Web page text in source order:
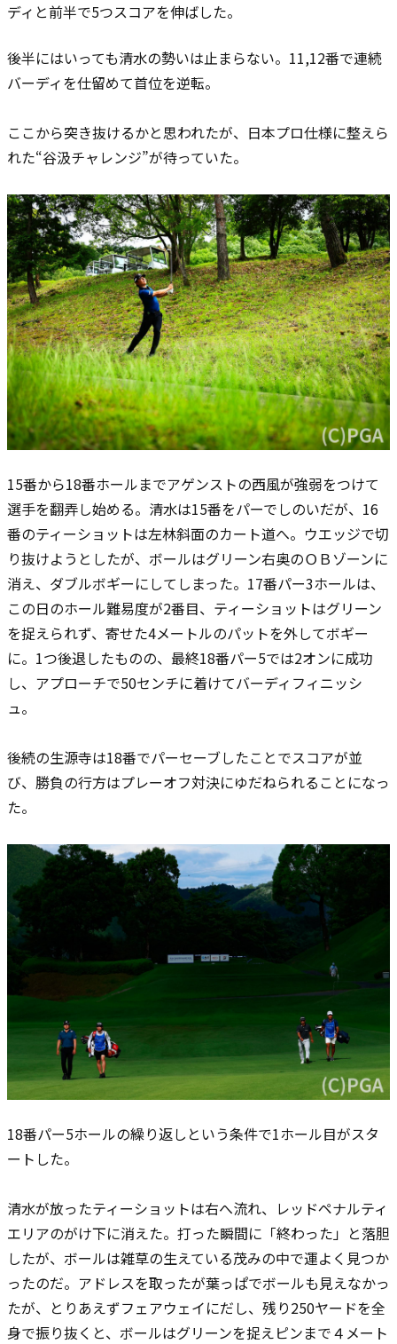
ディと前半で5つスコアを伸ばした。
後半にはいっても清水の勢いは止まらない。11,12番で連続
バーディを仕留めて首位を逆転。
ここから突き抜けるかと思われたが、日本プロ仕様に整えら
れた“谷汲チャレンジ”が待っていた。
15番から18番ホールまでアゲンストの西風が強弱をつけて
選手を翻弄し始める。清水は15番をパーでしのいだが、16
番のティーショットは左林斜面のカート道へ。ウエッジで切
り抜けようとしたが、ボールはグリーン右奥のＯＢゾーンに
消え、ダブルボギーにしてしまった。17番パー3ホールは、
この日のホール難易度が2番目、ティーショットはグリーン
を捉えられず、寄せた4メートルのパットを外してボギー
に。1つ後退したものの、最終18番パー5では2オンに成功
し、アプローチで50センチに着けてバーディフィニッシ
ュ。
後続の生源寺は18番でパーセーブしたことでスコアが並
び、勝負の行方はプレーオフ対決にゆだねられることになっ
た。
18番パー5ホールの繰り返しという条件で1ホール目がスタ
ートした。
清水が放ったティーショットは右へ流れ、レッドペナルティ
エリアのがけ下に消えた。打った瞬間に「終わった」と落胆
したが、ボールは雑草の生えている茂みの中で運よく見つか
ったのだ。アドレスを取ったが葉っぱでボールも見えなかっ
たが、とりあえずフェアウェイにだし、残り250ヤードを全
身で振り抜くと、ボールはグリーンを捉えピンまで４メート